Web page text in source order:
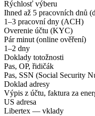
Rýchlosť výberu
Ihned až 5 pracovních dnů
1–3 pracovní dny (ACH)
Overenie účtu (KYC)
Pár minut (online ověření)
1–2 dny
Doklady totožnosti
Pas, OP, řidičák
Pas, SSN (Social Security
Doklad adresy
Výpis z účtu, faktura za
US adresa
Libertex — vklady